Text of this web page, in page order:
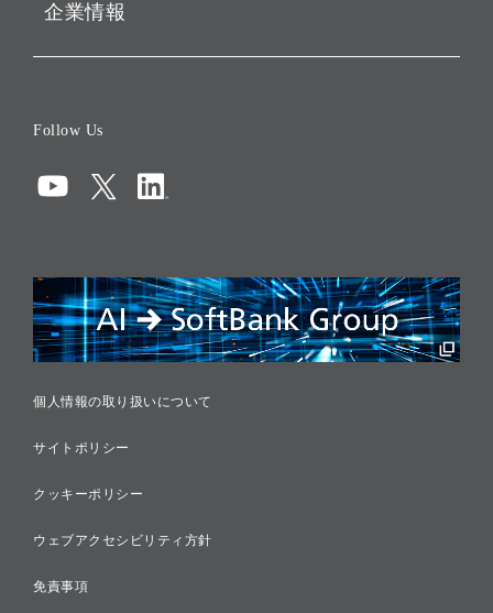
企業情報
コンプライアンス
リスクマネジメント
税務に対する取り組み
採用情報
Follow Us
個人情報の取り扱いについて
サイトポリシー
クッキーポリシー
ウェブアクセシビリティ方針
免責事項